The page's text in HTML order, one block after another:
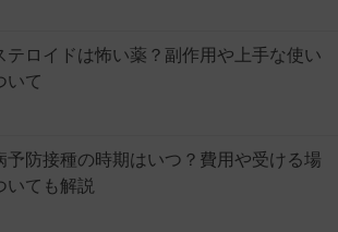
テロイドは怖い薬？副作用や上手な使い
いて
予防接種の時期はいつ？費用や受ける場
いても解説